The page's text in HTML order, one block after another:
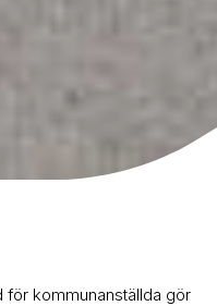
för kommunanställda gör